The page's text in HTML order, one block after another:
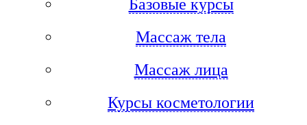
Базовые курсы
Массаж тела
Массаж лица
Курсы косметологии